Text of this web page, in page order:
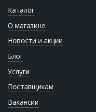
Каталог
О магазине
Новости и акции
Блог
Услуги
Поставщикам
Вакансии